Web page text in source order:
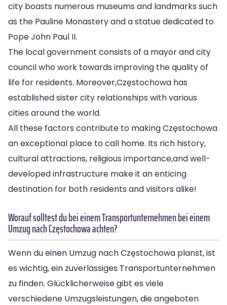
city boasts numerous museums and landmarks such
as the Pauline Monastery and a statue dedicated to
Pope John Paul II.
The local government consists of a mayor and city
council who work towards improving the quality of
life for residents. Moreover,Częstochowa has
established sister city relationships with various
cities around the world.
All these factors contribute to making Częstochowa
an exceptional place to call home. Its rich history,
cultural attractions, religious importance,and well-
developed infrastructure make it an enticing
destination for both residents and visitors alike!
Worauf solltest du bei einem Transportunternehmen bei einem
Umzug nach Częstochowa achten?
Wenn du einen Umzug nach Częstochowa planst, ist
es wichtig, ein zuverlässiges Transportunternehmen
zu finden. Glücklicherweise gibt es viele
verschiedene Umzugsleistungen, die angeboten